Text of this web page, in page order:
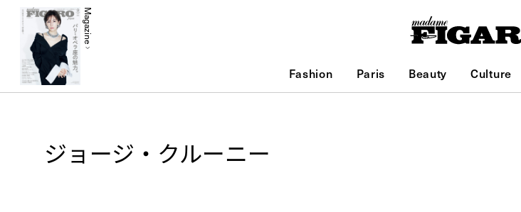
Magazine
Fashion Paris Beauty Culture
ジョージ・クルーニー